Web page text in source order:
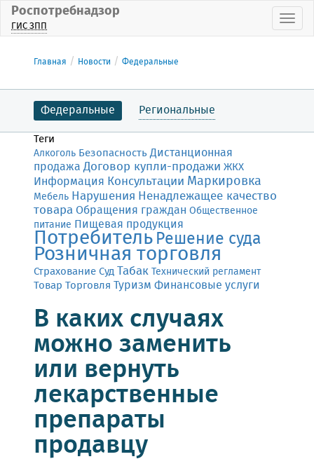
Роспотребнадзор
ГИС ЗПП
Главная Новости Федеральные
Федеральные Региональные
Теги
Алкоголь БезопасностьДистанционная
продажа Договор купли-продажи ЖКХ
Информация Консультации Маркировка
Мебель Нарушения Ненадлежащее качество
товара Обращения граждан Общественное
питание Пищевая продукция
ПотребительРешение суда
Розничная торговля
СтрахованиеСудТабакТехнический регламент
Товар Торговля Туризм Финансовые услуги
В каких случаях
можно заменить
или вернуть
лекарственные
препараты
продавцу